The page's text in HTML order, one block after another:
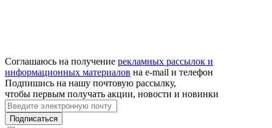
Соглашаюсь на получение рекламных рассылок и
информационных материалов на e‑mail и телефон
Подпишись на нашу почтовую рассылку,
чтобы первым получать акции, новости и новинки
Подписаться